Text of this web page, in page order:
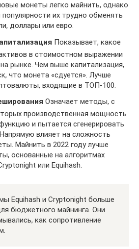
монеты легко майнить, однако
популярности их трудно обменять
доллары или евро.
Показывает, какое
в стоимостном выражении
рынке. Чем выше капитализация,
что монета «сдуется». Лучше
входящие в ТОП-100.
Означает методы, с
производственная мощность
и пытается сгенерировать
влияет на сложность
Майнить в 2022 году лучше
основанные на алгоритмах
или Equihash.
Equihash и Cryptonight больше
бюджетного майнинга. Они
как сопротивление